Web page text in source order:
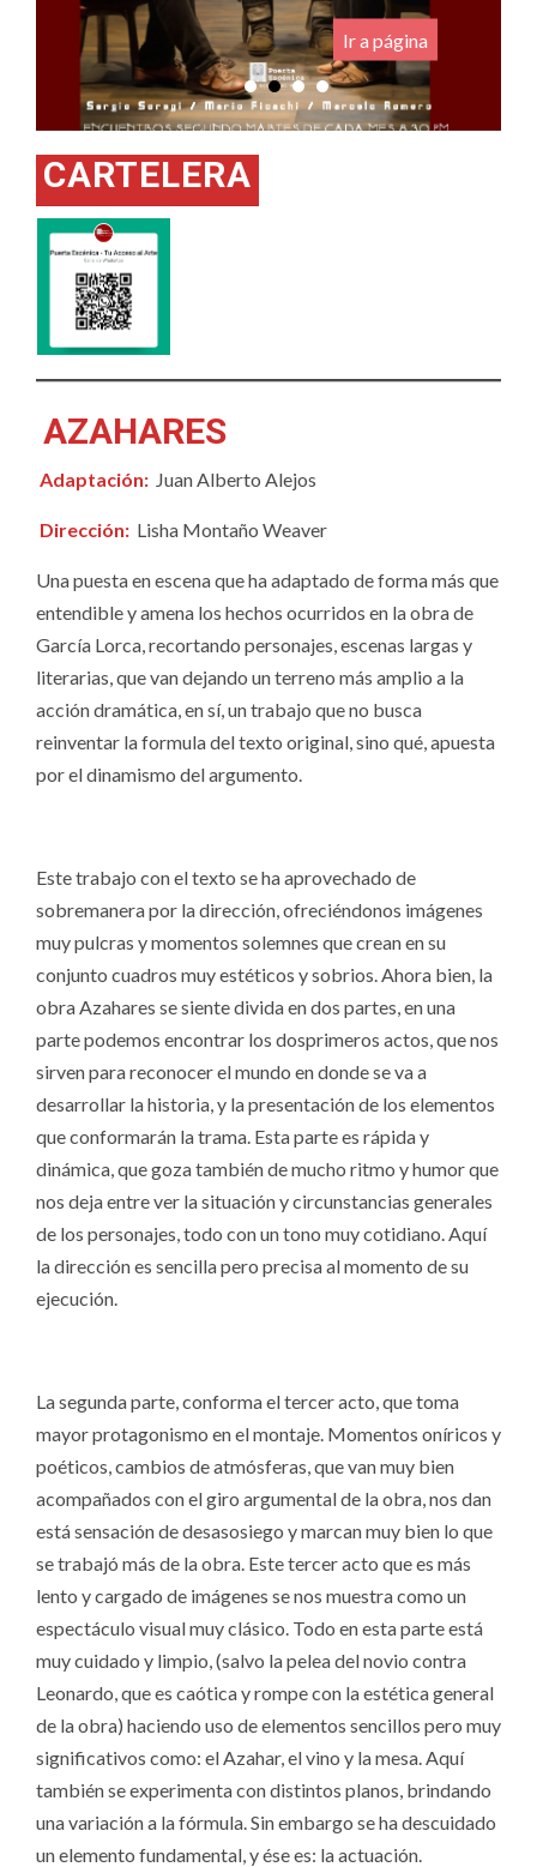
Ir a página
CARTELERA
AZAHARES
Adaptación: Juan Alberto Alejos
Dirección: Lisha Montaño Weaver
Una puesta en escena que ha adaptado de forma más que
entendible y amena los hechos ocurridos en la obra de
García Lorca, recortando personajes, escenas largas y
literarias, que van dejando un terreno más amplio a la
acción dramática, en sí, un trabajo que no busca
reinventar la formula del texto original, sino qué, apuesta
por el dinamismo del argumento.
Este trabajo con el texto se ha aprovechado de
sobremanera por la dirección, ofreciéndonos imágenes
muy pulcras y momentos solemnes que crean en su
conjunto cuadros muy estéticos y sobrios. Ahora bien, la
obra Azahares se siente divida en dos partes, en una
parte podemos encontrar los dosprimeros actos, que nos
sirven para reconocer el mundo en donde se va a
desarrollar la historia, y la presentación de los elementos
que conformarán la trama. Esta parte es rápida y
dinámica, que goza también de mucho ritmo y humor que
nos deja entre ver la situación y circunstancias generales
de los personajes, todo con un tono muy cotidiano. Aquí
la dirección es sencilla pero precisa al momento de su
ejecución.
La segunda parte, conforma el tercer acto, que toma
mayor protagonismo en el montaje. Momentos oníricos y
poéticos, cambios de atmósferas, que van muy bien
acompañados con el giro argumental de la obra, nos dan
está sensación de desasosiego y marcan muy bien lo que
se trabajó más de la obra. Este tercer acto que es más
lento y cargado de imágenes se nos muestra como un
espectáculo visual muy clásico. Todo en esta parte está
muy cuidado y limpio, (salvo la pelea del novio contra
Leonardo, que es caótica y rompe con la estética general
de la obra) haciendo uso de elementos sencillos pero muy
significativos como: el Azahar, el vino y la mesa. Aquí
también se experimenta con distintos planos, brindando
una variación a la fórmula. Sin embargo se ha descuidado
un elemento fundamental, y ése es: la actuación.